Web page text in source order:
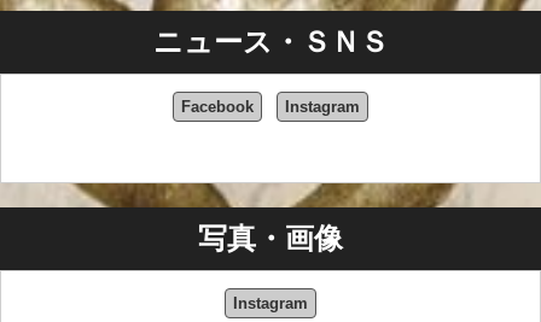
ニュース・ＳＮＳ
Facebook Instagram
写真・画像
Instagram